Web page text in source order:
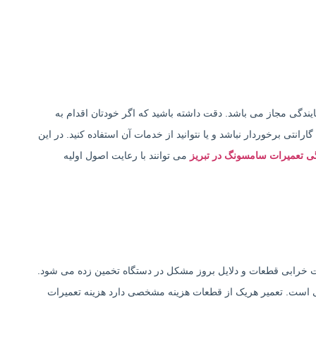
مجاز می باشد. دقت داشته باشید که اگر خودتان اقدام به
برخوردار نباشد و یا نتوانید از خدمات آن استفاده کنید. در این
تعمیرات سامسونگ در تبریز می توانند با رعایت اصول اولیه
خرابی قطعات و دلایل بروز مشکل در دستگاه تخمین زده می شود.
است. تعمیر هریک از قطعات هزینه مشخصی دارد هزینه تعمیرات